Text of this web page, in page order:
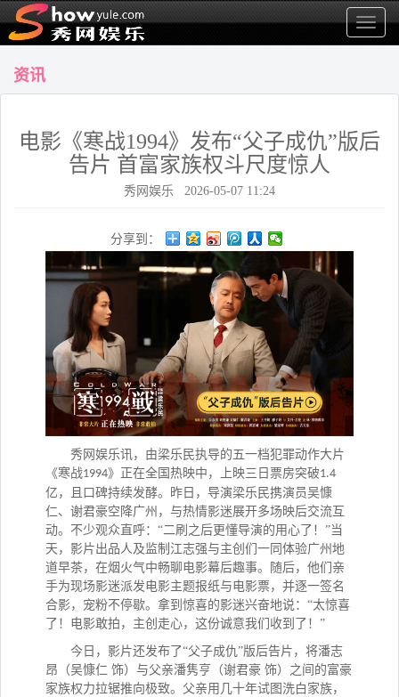
显
示
资讯
电影《寒战1994》发布“父子成仇”版后
告片 首富家族权斗尺度惊人
秀网娱乐 2026-05-07 11:24
分享到：
秀网娱乐讯， 由梁乐民执导的五一档犯罪动作大片
《寒战1994》正在全国热映中，上映三日票房突破1.4
亿，且口碑持续发酵。昨日，导演梁乐民携演员吴慷
仁、谢君豪空降广州，与热情影迷展开多场映后交流互
动。不少观众直呼：“二刷之后更懂导演的用心了！”当
天，影片出品人及监制江志强与主创们一同体验广州地
道早茶，在烟火气中畅聊电影幕后趣事。随后，他们亲
手为现场影迷派发电影主题报纸与电影票，并逐一签名
合影，宠粉不停歇。拿到惊喜的影迷兴奋地说：“太惊喜
了！电影敢拍，主创走心，这份诚意我们收到了！”
今日，影片还发布了“父子成仇”版后告片，将潘志
昂（吴慷仁 饰）与父亲潘隽亨（谢君豪 饰）之间的富豪
家族权力拉锯推向极致。父亲用几十年试图洗白家族，